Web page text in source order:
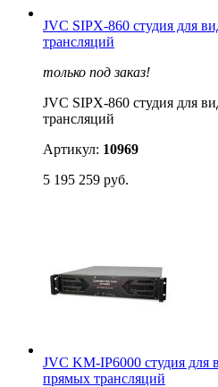
JVC SIPX-860 студия для
трансляций
только под заказ!
JVC SIPX-860 студия для
трансляций
Артикул: 10969
5 195 259 руб.
JVC KM-IP6000 студия для
прямых трансляций